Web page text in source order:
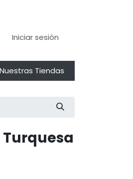
Iniciar sesión
Nuestras Tiendas
Turquesa